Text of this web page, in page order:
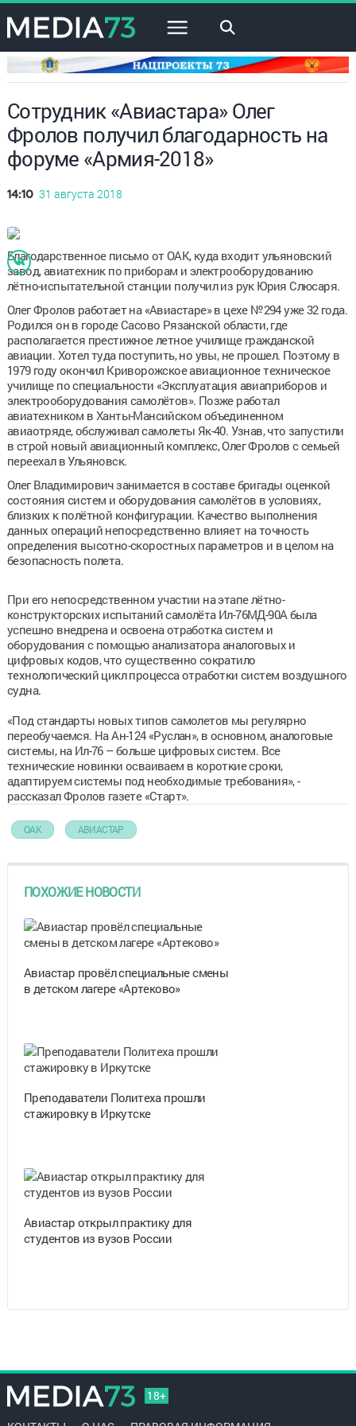
×
Сотрудник «Авиастара» Олег
Фролов получил благодарность на
форуме «Армия-2018»
14:10 31 августа 2018
Благодарственное письмо от ОАК, куда входит ульяновский
завод, авиатехник по приборам и электрооборудованию
лётно-испытательной станции получил из рук Юрия Слюсаря.
Олег Фролов работает на «Авиастаре» в цехе №294 уже 32 года.
Родился он в городе Сасово Рязанской области, где
располагается престижное летное училище гражданской
авиации. Хотел туда поступить, но увы, не прошел. Поэтому в
1979 году окончил Криворожское авиационное техническое
училище по специальности «Эксплуатация авиаприборов и
электрооборудования самолётов». Позже работал
авиатехником в Ханты-Мансийском объединенном
авиаотряде, обслуживал самолеты Як-40. Узнав, что запустили
в строй новый авиационный комплекс, Олег Фролов с семьей
переехал в Ульяновск.
Олег Владимирович занимается в составе бригады оценкой
состояния систем и оборудования самолётов в условиях,
близких к полётной конфигурации. Качество выполнения
данных операций непосредственно влияет на точность
определения высотно-скоростных параметров и в целом на
безопасность полета.
При его непосредственном участии на этапе лётно-
конструкторских испытаний самолёта Ил-76МД-90А была
успешно внедрена и освоена отработка систем и
оборудования с помощью анализатора аналоговых и
цифровых кодов, что существенно сократило
технологический цикл процесса отработки систем воздушного
судна.
«Под стандарты новых типов самолетов мы регулярно
переобучаемся. На Ан-124 «Руслан», в основном, аналоговые
системы, на Ил-76 – больше цифровых систем. Все
технические новинки осваиваем в короткие сроки,
адаптируем системы под необходимые требования», -
рассказал Фролов газете «Старт».
ОАК АВИАСТАР
ПОХОЖИЕ НОВОСТИ
Авиастар провёл специальные смены
в детском лагере «Артеково»
Преподаватели Политеха прошли
стажировку в Иркутске
Авиастар открыл практику для
студентов из вузов России
18+